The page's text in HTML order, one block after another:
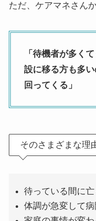
ただ、ケアマネさん
「待機者が多く
設に移る方も多
回ってくる」
そのさまざまな理
待っている間に
体調が急変して